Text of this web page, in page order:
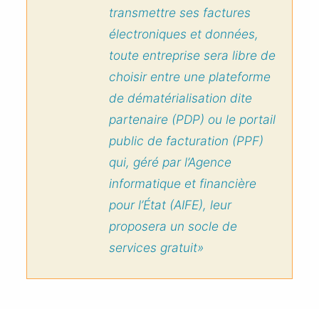
transmettre ses factures
électroniques et données,
toute entreprise sera libre de
choisir entre une plateforme
de dématérialisation dite
partenaire (PDP) ou le portail
public de facturation (PPF)
qui, géré par l’Agence
informatique et financière
pour l’État (AIFE), leur
proposera un socle de
services gratuit»